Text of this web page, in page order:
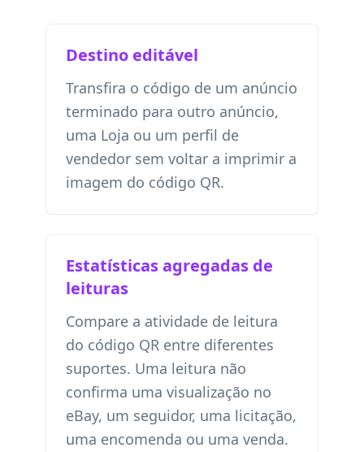
Destino editável
Transfira o código de um anúncio
terminado para outro anúncio,
uma Loja ou um perfil de
vendedor sem voltar a imprimir a
imagem do código QR.
Estatísticas agregadas de
leituras
Compare a atividade de leitura
do código QR entre diferentes
suportes. Uma leitura não
confirma uma visualização no
eBay, um seguidor, uma licitação,
uma encomenda ou uma venda.